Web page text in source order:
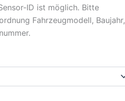
ID ist möglich. Bitte
Fahrzeugmodell, Baujahr,